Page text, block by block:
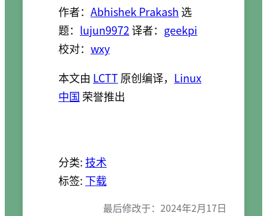
作者： Abhishek Prakash 选
题： lujun9972译者： geekpi
校对： wxy
本文由 LCTT原创编译， Linux
中国荣誉推出
分类:技术
标签: 下载
最后修改于： 2024年2月17日